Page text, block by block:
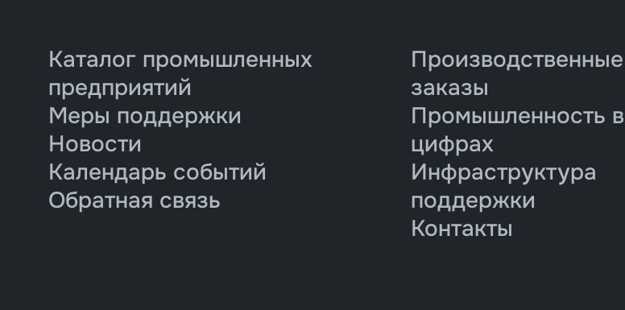
Каталог промышленных
предприятий
Меры поддержки
Новости
Календарь событий
Обратная связь
Производственные
заказы
Промышленность в
цифрах
Инфраструктура
поддержки
Контакты